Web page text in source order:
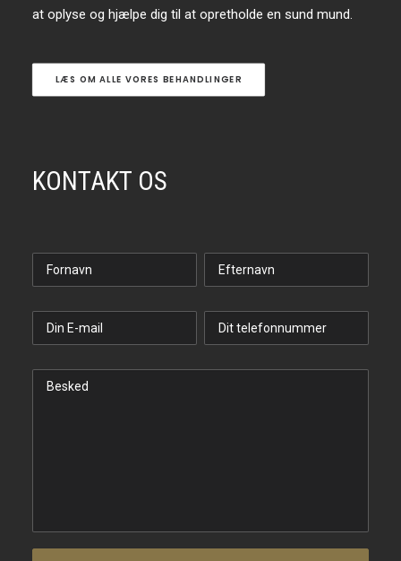
at oplyse og hjælpe dig til at opretholde en sund mund.
LÆS OM ALLE VORES BEHANDLINGER
KONTAKT OS